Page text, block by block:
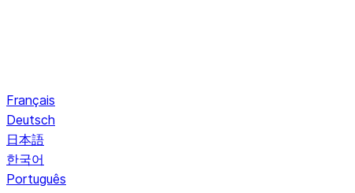
Français
Deutsch
日本語
한국어
Português